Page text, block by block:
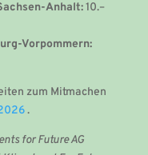
Anhalt:10.–
Vorpommern:
zum Mitmachen
.
for Future AG